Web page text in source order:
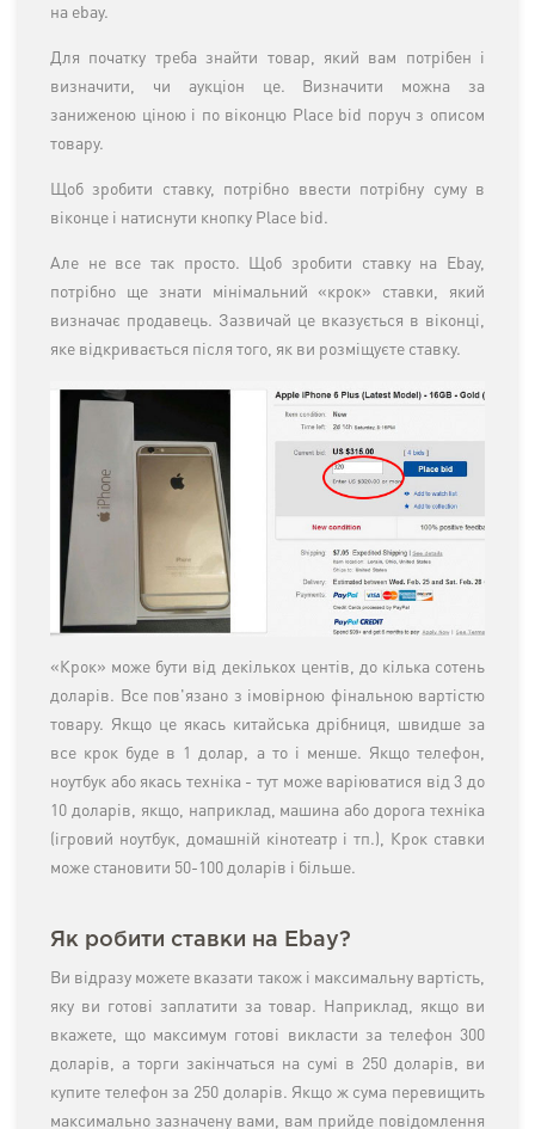
на ebay.
Для початку треба знайти товар, який вам потрібен і
визначити, чи аукціон це. Визначити можна за
заниженою ціною і по віконцю Place bid поруч з описом
товару.
Щоб зробити ставку, потрібно ввести потрібну суму в
віконце і натиснути кнопку Place bid.
Але не все так просто. Щоб зробити ставку на Ebay,
потрібно ще знати мінімальний «крок» ставки, який
визначає продавець. Зазвичай це вказується в віконці,
яке відкривається після того, як ви розміщуєте ставку.
«Крок» може бути від декількох центів, до кілька сотень
доларів. Все пов'язано з імовірною фінальною вартістю
товару. Якщо це якась китайська дрібниця, швидше за
все крок буде в 1 долар, а то і менше. Якщо телефон,
ноутбук або якась техніка - тут може варіюватися від 3 до
10 доларів, якщо, наприклад, машина або дорога техніка
(ігровий ноутбук, домашній кінотеатр і тп.), Крок ставки
може становити 50-100 доларів і більше.
Як робити ставки на Ebay?
Ви відразу можете вказати також і максимальну вартість,
яку ви готові заплатити за товар. Наприклад, якщо ви
вкажете, що максимум готові викласти за телефон 300
доларів, а торги закінчаться на сумі в 250 доларів, ви
купите телефон за 250 доларів. Якщо ж сума перевищить
максимально зазначену вами, вам прийде повідомлення